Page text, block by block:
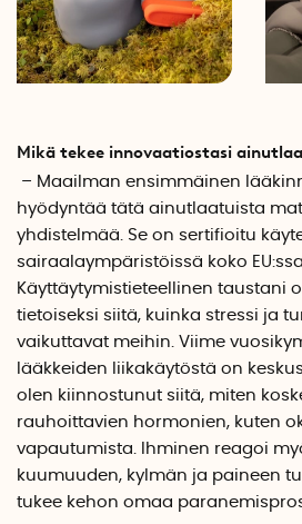
Mikä tekee innovaatiostasi
– Maailman ensimmäinen
hyödyntää tätä ainutlaatuista
yhdistelmää. Se on sertifioitu
sairaalaympäristöissä koko
Käyttäytymistieteellinen taustani
tietoiseksi siitä, kuinka stressi ja
vaikuttavat meihin. Viime
lääkkeiden liikakäytöstä on
olen kiinnostunut siitä, miten
rauhoittavien hormonien, kuten
vapautumista. Ihminen reagoi
kuumuuden, kylmän ja paineen
tukee kehon omaa